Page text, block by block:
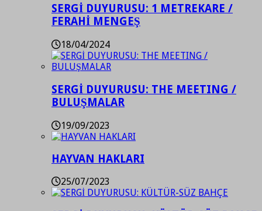
SERGİ DUYURUSU: 1 METREKARE /
FERAHİ MENGEŞ
18/04/2024
SERGİ DUYURUSU: THE MEETING /
BULUŞMALAR
19/09/2023
HAYVAN HAKLARI
25/07/2023